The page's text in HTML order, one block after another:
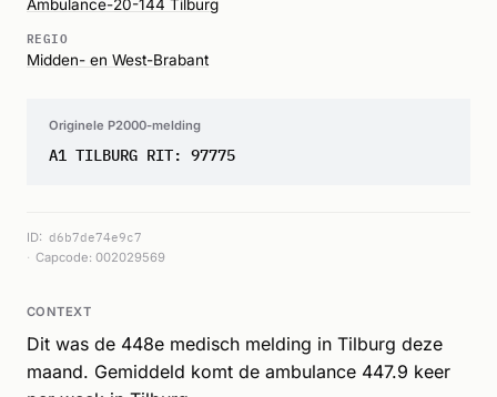
Ambulance-20-144 Tilburg
REGIO
Midden- en West-Brabant
Originele P2000-melding
A1 TILBURG RIT: 97775
ID: d6b7de74e9c7
Capcode: 002029569
CONTEXT
Dit was de 448e medisch melding in Tilburg deze
maand. Gemiddeld komt de ambulance 447.9 keer